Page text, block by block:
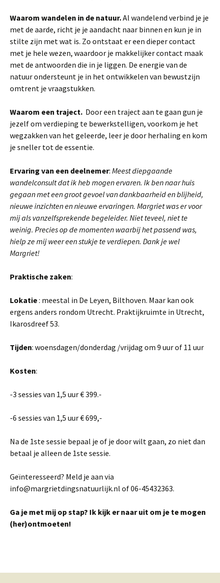
Waarom wandelen in de natuur.Al wandelend verbind je je
met de aarde, richt je je aandacht naar binnen en kun je in
stilte zijn met wat is. Zo ontstaat er een dieper contact
met je hele wezen, waardoor je makkelijker contact maak
met de antwoorden die in je liggen. De energie van de
natuur ondersteunt je in het ontwikkelen van bewustzijn
omtrent je vraagstukken.
Waarom een traject. Door een traject aan te gaan gun je
jezelf om verdieping te bewerkstelligen, voorkom je het
wegzakken van het geleerde, leer je door herhaling en kom
je sneller tot de essentie.
Ervaring van een deelnemer: Meest diepgaande
wandelconsult dat ik heb mogen ervaren. Ik ben naar huis
gegaan met een groot gevoel van dankbaarheid en blijheid,
nieuwe inzichten en nieuwe ervaringen. Margriet was er voor
mij als vanzelfsprekende begeleider. Niet teveel, niet te
weinig. Precies op de momenten waarbij het passend was,
hielp ze mij weer een stukje te verdiepen. Dank je wel
Margriet!
Praktische zaken:
Lokatie: meestal in De Leyen, Bilthoven. Maar kan ook
ergens anders rondom Utrecht. Praktijkruimte in Utrecht,
Ikarosdreef 53.
Tijden: woensdagen/donderdag /vrijdag om 9 uur of 11 uur
Kosten:
-3 sessies van 1,5 uur € 399.-
-6 sessies van 1,5 uur € 699,-
Na de 1ste sessie bepaal je of je door wilt gaan, zo niet dan
betaal je alleen de 1ste sessie.
Geïnteresseerd? Meld je aan via
info@margrietdingsnatuurlijk.nl of 06-45432363.
Ga je met mij op stap? Ik kijk er naar uit om je te mogen
(her)ontmoeten!